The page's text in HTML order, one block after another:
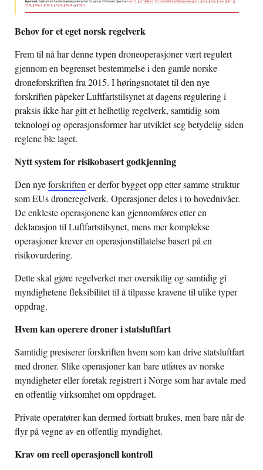
Behov for et eget norsk regelverk
Frem til nå har denne typen droneoperasjoner vært regulert
gjennom en begrenset bestemmelse i den gamle norske
droneforskriften fra 2015. I høringsnotatet til den nye
forskriften påpeker Luftfartstilsynet at dagens regulering i
praksis ikke har gitt et helhetlig regelverk, samtidig som
teknologi og operasjonsformer har utviklet seg betydelig siden
reglene ble laget.
Nytt system for risikobasert godkjenning
Den nyeforskriftener derfor bygget opp etter samme struktur
som EUs droneregelverk. Operasjoner deles i to hovednivåer.
De enkleste operasjonene kan gjennomføres etter en
deklarasjon til Luftfartstilsynet, mens mer komplekse
operasjoner krever en operasjonstillatelse basert på en
risikovurdering.
Dette skal gjøre regelverket mer oversiktlig og samtidig gi
myndighetene fleksibilitet til å tilpasse kravene til ulike typer
oppdrag.
Hvem kan operere droner i statsluftfart
Samtidig presiserer forskriften hvem som kan drive statsluftfart
med droner. Slike operasjoner kan bare utføres av norske
myndigheter eller foretak registrert i Norge som har avtale med
en offentlig virksomhet om oppdraget.
Private operatører kan dermed fortsatt brukes, men bare når de
flyr på vegne av en offentlig myndighet.
Krav om reell operasjonell kontroll